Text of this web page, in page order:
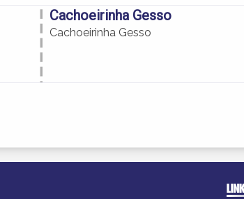
Cachoeirinha Gesso
Cachoeirinha Gesso